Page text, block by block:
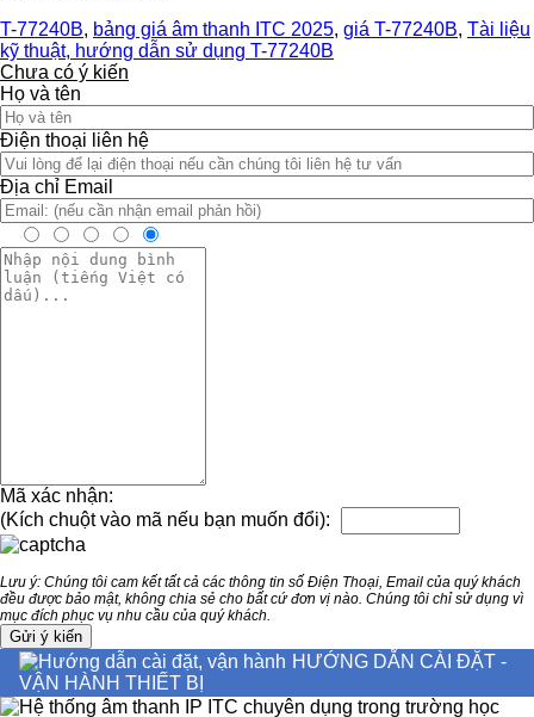
T-77240B, bảng giá âm thanh ITC 2025, giá T-77240B, Tài liệu
kỹ thuật, hướng dẫn sử dụng T-77240B
Chưa có ý kiến
Họ và tên
Điện thoại liên hệ
Địa chỉ Email
Mã xác nhận:
(Kích chuột vào mã nếu bạn muốn đổi):
Lưu ý: Chúng tôi cam kết tất cả các thông tin số Điện Thoại, Email của quý khách
đều được bảo mật, không chia sẻ cho bất cứ đơn vị nào. Chúng tôi chỉ sử dụng vì
mục đích phục vụ nhu cầu của quý khách.
HƯỚNG DẪN CÀI ĐẶT -
VẬN HÀNH THIẾT BỊ